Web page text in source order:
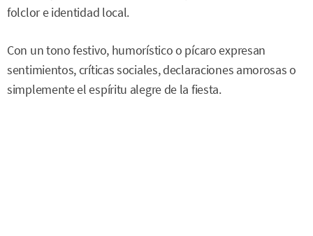
folclor e identidad local.
Con un tono festivo, humorístico o pícaro expresan
sentimientos, críticas sociales, declaraciones amorosas o
simplemente el espíritu alegre de la fiesta.